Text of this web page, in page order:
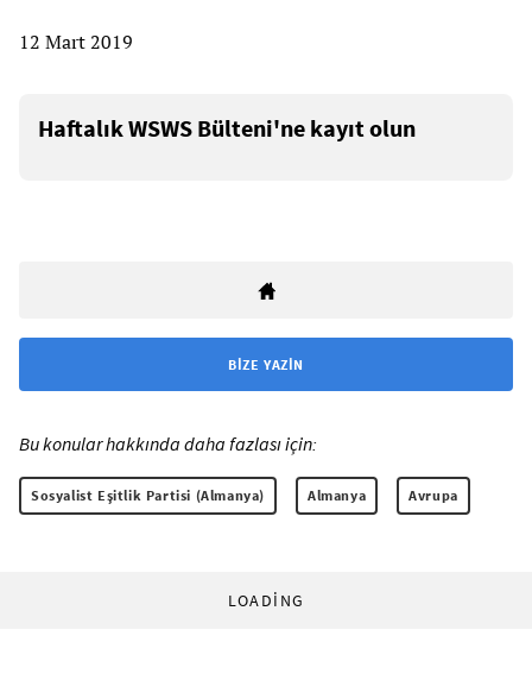
12 Mart 2019
Haftalık WSWS Bülteni'ne kayıt olun
BIZE YAZIN
Bu konular hakkında daha fazlası için:
Sosyalist Eşitlik Partisi (Almanya) Almanya Avrupa
LOADING